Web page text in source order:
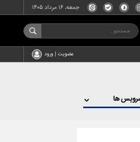
جمعه، ۱۶ مرداد ۱۴۰۵
عضویت | ورود